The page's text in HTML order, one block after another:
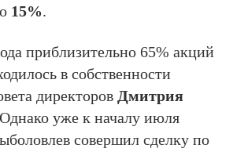
15%.
приблизительно 65% акций
в собственности
директоров Дмитрия
уже к началу июля
совершил сделку по